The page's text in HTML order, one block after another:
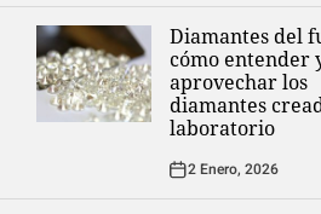
Diamantes del
cómo entender
aprovechar los
diamantes
laboratorio
2 Enero, 2026